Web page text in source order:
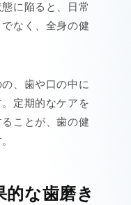
に陥ると、日常
なく、全身の健
、歯や口の中に
定期的なケアを
ことが、歯の健
的な歯磨き